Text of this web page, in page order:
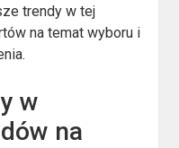
trendy w tej
na temat wyboru i
w
na